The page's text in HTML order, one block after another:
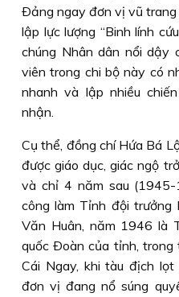
Ðảng ngay đơn vị vũ
lập lực lượng “Binh lính
chúng Nhân dân nổi dậy
viên trong chi bộ này có
nhanh và lập nhiều
nhận.
Cụ thể, đồng chí Hứa Bá
được giáo dục, giác ngộ
và chỉ 4 năm sau
công làm Tỉnh đội trưởng
Văn Huân, năm 1946 là
quốc Ðoàn của tỉnh,
Cái Ngay, khi tàu địch
đơn vị đang nổ súng